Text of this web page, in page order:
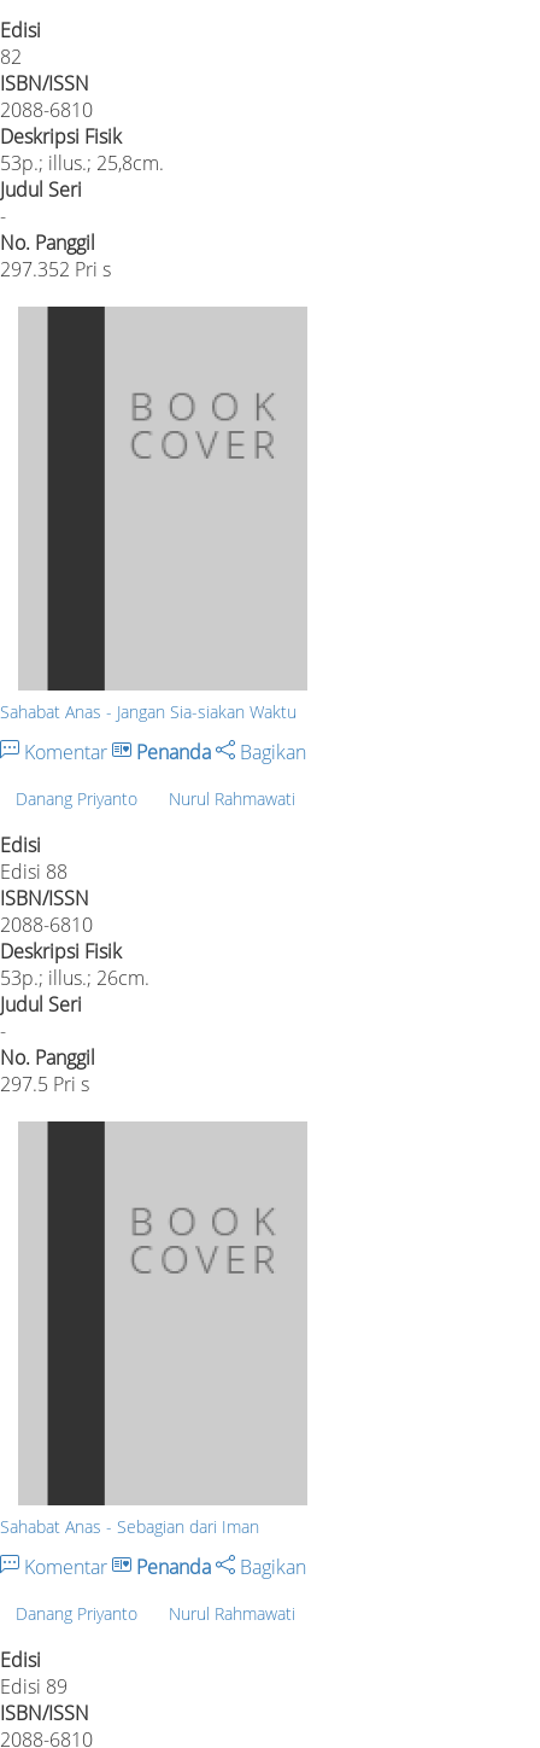
Edisi
82
ISBN/ISSN
2088-6810
Deskripsi Fisik
53p.; illus.; 25,8cm.
Judul Seri
-
No. Panggil
297.352 Pri s
Sahabat Anas - Jangan Sia-siakan Waktu
Komentar Penanda Bagikan
Danang Priyanto Nurul Rahmawati
Edisi
Edisi 88
ISBN/ISSN
2088-6810
Deskripsi Fisik
53p.; illus.; 26cm.
Judul Seri
-
No. Panggil
297.5 Pri s
Sahabat Anas - Sebagian dari Iman
Komentar Penanda Bagikan
Danang Priyanto Nurul Rahmawati
Edisi
Edisi 89
ISBN/ISSN
2088-6810